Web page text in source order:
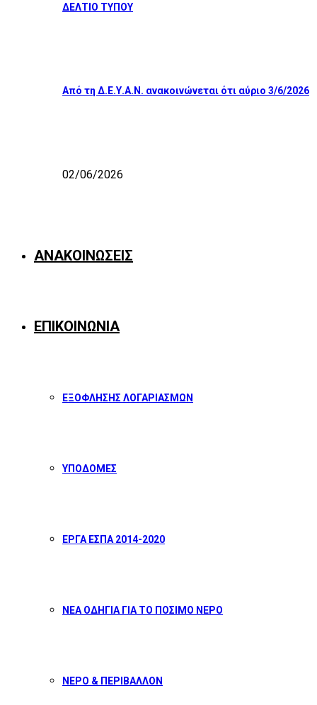
ΔΕΛΤΙΟ ΤΥΠΟΥ
Από τη Δ.Ε.Υ.Α.Ν. ανακοινώνεται ότι αύριο 3/6/2026
02/06/2026
ΑΝΑΚΟΙΝΩΣΕΙΣ
ΕΠΙΚΟΙΝΩΝΙΑ
ΕΞΟΦΛΗΣΗΣ ΛΟΓΑΡΙΑΣΜΩΝ
ΥΠΟΔΟΜΕΣ
ΕΡΓΑ ΕΣΠΑ 2014-2020
ΝΕΑ ΟΔΗΓΙΑ ΓΙΑ ΤΟ ΠΟΣΙΜΟ ΝΕΡΟ
ΝΕΡΟ & ΠΕΡΙΒΑΛΛΟΝ